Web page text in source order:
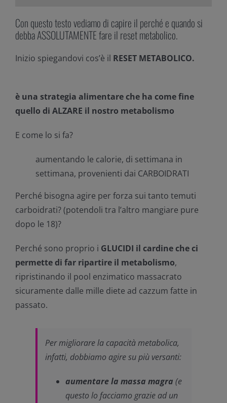
Con questo testo vediamo di capire il perché e quando si
debba ASSOLUTAMENTE fare il reset metabolico.
Inizio spiegandovi cos’è il RESET METABOLICO.
è una strategia alimentare che ha come fine
quello di ALZARE il nostro metabolismo
E come lo si fa?
aumentando le calorie, di settimana in
settimana, provenienti dai CARBOIDRATI
Perché bisogna agire per forza sui tanto temuti
carboidrati? (potendoli tra l’altro mangiare pure
dopo le 18)?
Perché sono proprio i GLUCIDI il cardine che ci
permette di far ripartire il metabolismo,
ripristinando il pool enzimatico massacrato
sicuramente dalle mille diete ad cazzum fatte in
passato.
Per migliorare la capacità metabolica,
infatti, dobbiamo agire su più versanti:
aumentare la massa magra (e
questo lo facciamo grazie ad un